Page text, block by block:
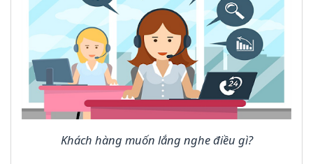
Khách hàng muốn lắng nghe điều gì?